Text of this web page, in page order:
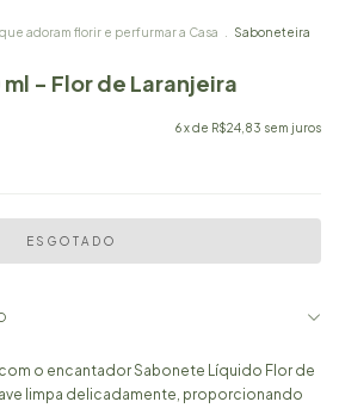
adoram florir e perfurmar a Casa
Saboneteira
- Flor de Laranjeira
6x de R$24,83 sem juros
o encantador Sabonete Líquido Flor de
limpa delicadamente, proporcionando